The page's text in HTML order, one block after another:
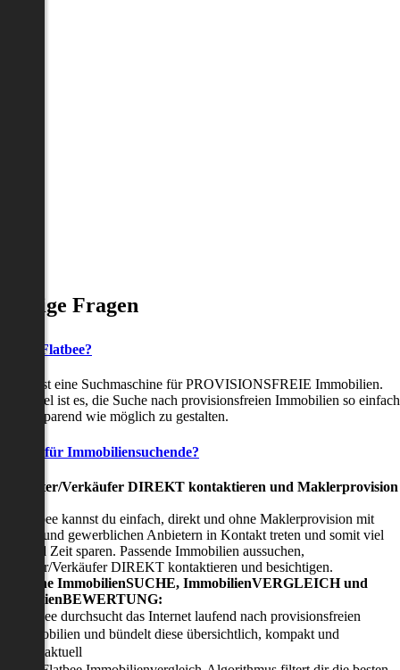
Fragen
ist Flatbee?
ist eine Suchmaschine für PROVISIONSFREIE Immobilien.
Ziel ist es, die Suche nach provisionsfreien Immobilien so einfach
zeitsparend wie möglich zu gestalten.
für Immobiliensuchende?
Verkäufer DIREKT kontaktieren und Maklerprovision
Flatbee kannst du einfach, direkt und ohne Maklerprovision mit
und gewerblichen Anbietern in Kontakt treten und somit viel
und Zeit sparen. Passende Immobilien aussuchen,
Verkäufer DIREKT kontaktieren und besichtigen.
in-one ImmobilienSUCHE, ImmobilienVERGLEICH und
Flatbee durchsucht das Internet laufend nach provisionsfreien
Immobilien und bündelt diese übersichtlich, kompakt und
tagesaktuell